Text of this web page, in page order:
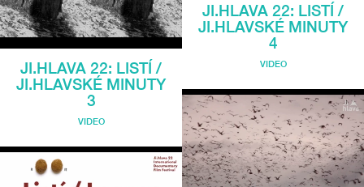
JI.HLAVA 22: LISTÍ /
JI.HLAVSKÉ MINUTY
3
VIDEO
JI.HLAVA 22: LISTÍ /
JI.HLAVSKÉ MINUTY
4
VIDEO